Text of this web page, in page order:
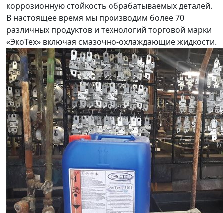
коррозионную стойкость обрабатываемых деталей.
В настоящее время мы производим более 70
различных продуктов и технологий торговой марки
«ЭкоТех» включая смазочно-охлаждающие жидкости.